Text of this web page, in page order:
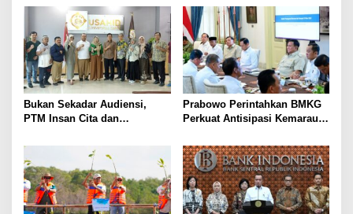
Advokasi dan Paralegal
Bersama LKLH FH UHAMKA
Kemerdekaan Indonesia
Bukan Sekadar Audiensi,
PTM Insan Cita dan
Kolaborasi Open Turnamen
Tenis Meja
Prabowo Perintahkan BMKG
Perkuat Antisipasi Kemarau